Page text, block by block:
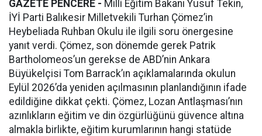
GAZETE PENCERE - Milli Eğitim Bakanı Yusuf Tekin,
İYİ Parti Balıkesir Milletvekili Turhan Çömez’in
Heybeliada Ruhban Okulu ile ilgili soru önergesine
yanıt verdi. Çömez, son dönemde gerek Patrik
Bartholomeos’un gerekse de ABD’nin Ankara
Büyükelçisi Tom Barrack’ın açıklamalarında okulun
Eylül 2026’da yeniden açılmasının planlandığının ifade
edildiğine dikkat çekti. Çömez, Lozan Antlaşması’nın
azınlıkların eğitim ve din özgürlüğünü güvence altına
almakla birlikte, eğitim kurumlarının hangi statüde